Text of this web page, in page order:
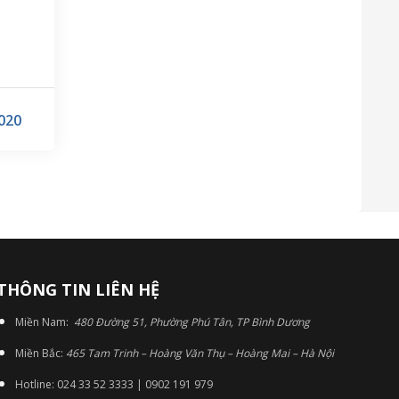
TIN LIÊN HỆ
Miền Nam: 480 Đường 51, Phường Phú Tân, TP Bình Dương
Miền Bắc: 465 Tam Trinh – Hoàng Văn Thụ – Hoàng Mai – Hà Nội
Hotline: 024 33 52 3333 | 0902 191 979